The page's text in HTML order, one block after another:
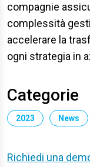
compagnie
complessità
accelerare la
ogni strategia in
Categorie
2023 News
Richiedi una